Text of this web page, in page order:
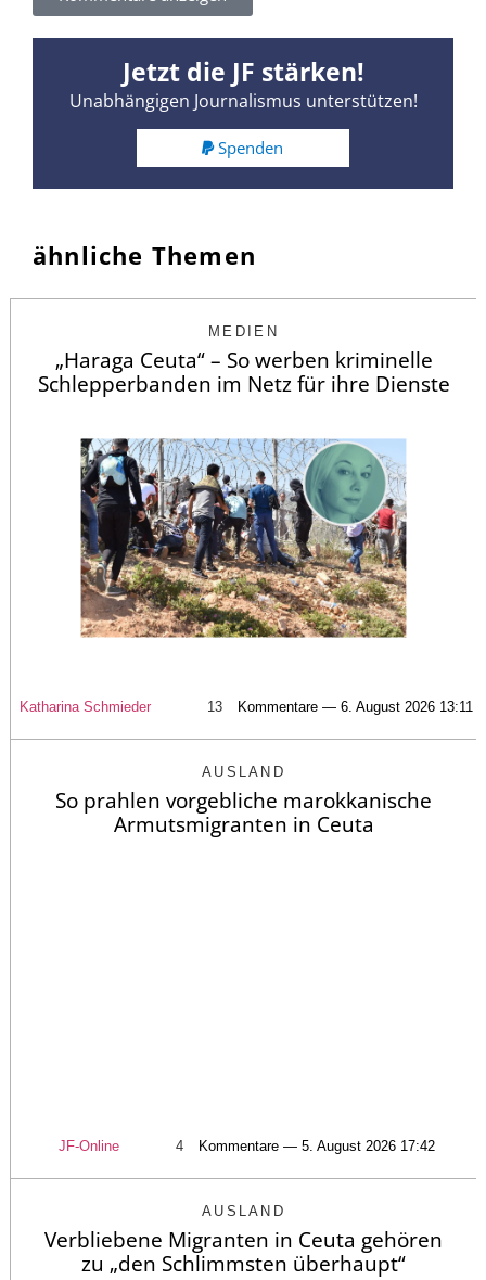
Jetzt die JF stärken!
Unabhängigen Journalismus unterstützen!
Spenden
ähnliche Themen
MEDIEN
„Haraga Ceuta“ – So werben kriminelle
Schlepperbanden im Netz für ihre Dienste
Katharina Schmieder 13 Kommentare — 6. August 2026 13:11
AUSLAND
So prahlen vorgebliche marokkanische
Armutsmigranten in Ceuta
JF-Online 4 Kommentare — 5. August 2026 17:42
AUSLAND
Verbliebene Migranten in Ceuta gehören
zu „den Schlimmsten überhaupt“